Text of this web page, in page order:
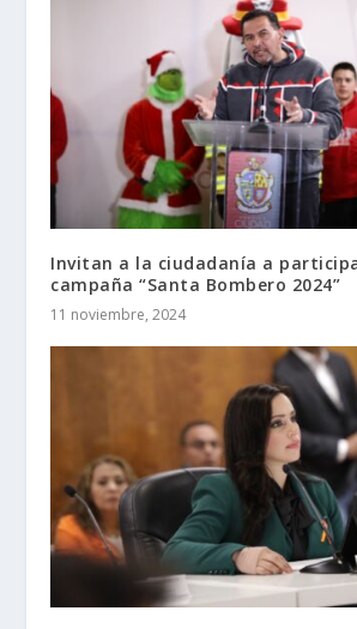
Invitan a la ciudadanía a
campaña “Santa Bombero 2024”
11 noviembre, 2024